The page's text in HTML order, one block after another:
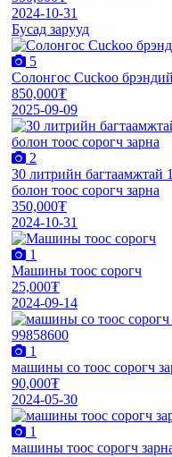
2024-10-31
Бусад зарууд
5
Солонгос Cuckoo
850,000₮
2025-09-09
2
30 литрийн багтаамжтай
болон тоос сорогч зарна
350,000₮
2024-10-31
1
Машины тоос сорогч
25,000₮
2024-09-14
1
машины со тоос сорогч
90,000₮
2024-05-30
1
машины тоос сорогч